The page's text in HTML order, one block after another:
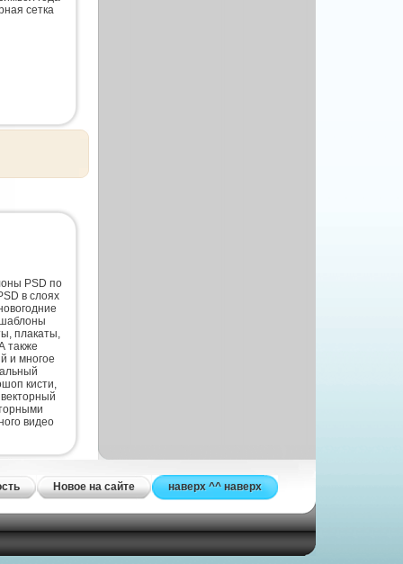
сетка
PSD по
в слоях
плакаты,
также
и многое
кисти,
видео
Новое на сайте наверх ^^ наверх